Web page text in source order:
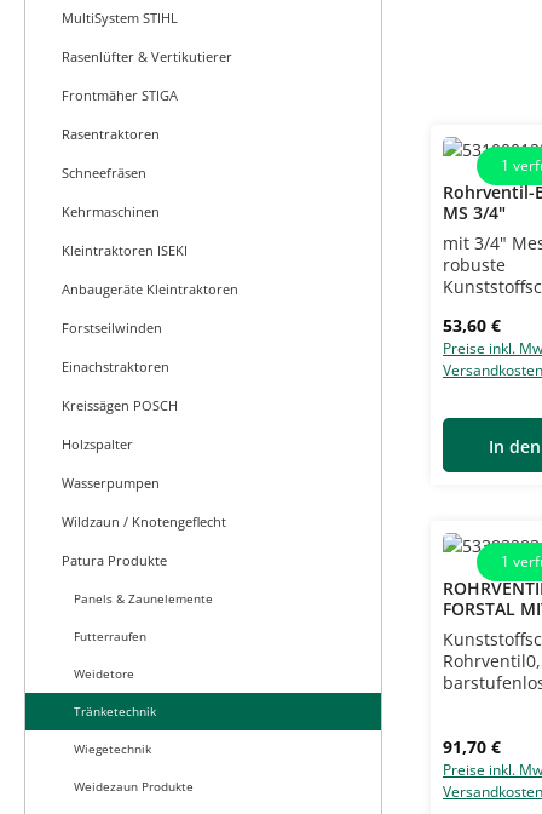
MultiSystem STIHL
Rasenlüfter & Vertikutierer
Frontmäher STIGA
Rasentraktoren
Schneefräsen
Kehrmaschinen
Kleintraktoren ISEKI
Anbaugeräte Kleintraktoren
Forstseilwinden
Einachstraktoren
Kreissägen POSCH
Holzspalter
Wasserpumpen
Wildzaun / Knotengeflecht
Patura Produkte
Panels & Zaunelemente
Futterraufen
Weidetore
Tränketechnik
Wiegetechnik
Weidezaun Produkte
1
Rohrventil-
MS 3/4"
mit 3/4"
robuste
oben und
12 l/min bei
(H)Bitte
örtlichen
Regulärer
53,60 €
Preise inkl.
Versandkosten
In
1
FORSTAL
obben oder
cm (L) x 32
Regulärer
91,70 €
Preise inkl.
Versandkosten